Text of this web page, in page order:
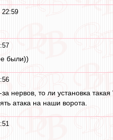
22:59
были))
нервов, то ли установка
атака на наши ворота.